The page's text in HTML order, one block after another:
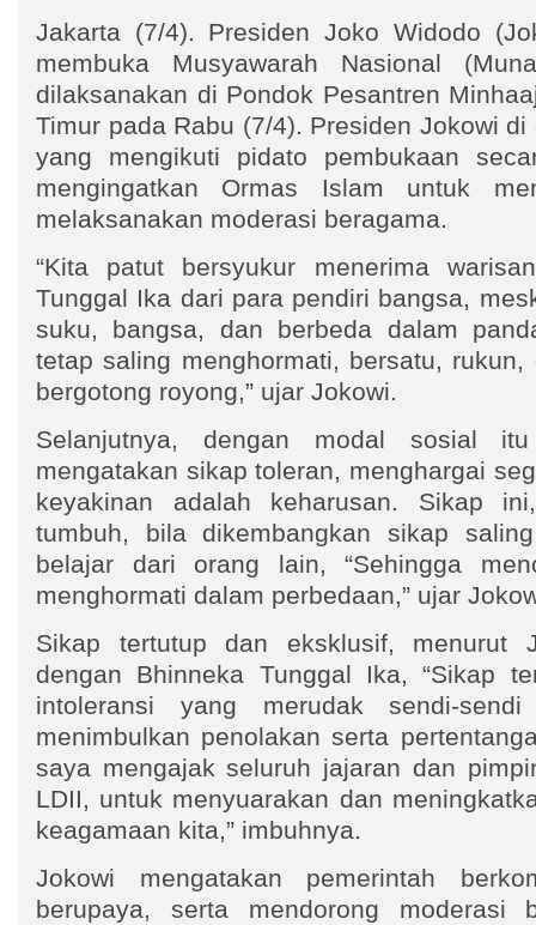
Jakarta (7/4). Presiden Joko Widodo
membuka Musyawarah Nasional
dilaksanakan di Pondok Pesantren
Timur pada Rabu (7/4). Presiden Jokowi
yang mengikuti pidato pembukaan
mengingatkan Ormas Islam untuk
melaksanakan moderasi beragama.
“Kita patut bersyukur menerima
Tunggal Ika dari para pendiri bangsa,
suku, bangsa, dan berbeda dalam
tetap saling menghormati, bersatu, rukun,
bergotong royong,” ujar Jokowi.
Selanjutnya, dengan modal sosial
mengatakan sikap toleran, menghargai
keyakinan adalah keharusan. Sikap
tumbuh, bila dikembangkan sikap
belajar dari orang lain, “Sehingga
menghormati dalam perbedaan,” ujar
Sikap tertutup dan eksklusif, menurut
dengan Bhinneka Tunggal Ika, “Sikap
intoleransi yang merudak sendi-
menimbulkan penolakan serta
saya mengajak seluruh jajaran dan
LDII, untuk menyuarakan dan
keagamaan kita,” imbuhnya.
Jokowi mengatakan pemerintah
berupaya, serta mendorong moderasi